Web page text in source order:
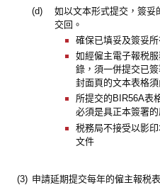
(d)
如以文本形式提交，簽妥
交回。
確保已填妥及簽妥所
如經僱主電子報税
錄，須一併提交已
封面頁的文本表格
所提交的BIR56A表
必須是具正本簽署的
税務局不接受以影
文件
(3) 申請延期提交每年的僱主報税表